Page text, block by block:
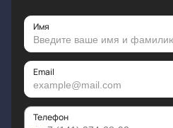
Имя
Email
Телефон